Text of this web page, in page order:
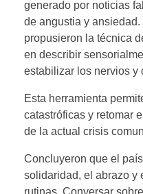
generado por noticias
de angustia y
propusieron la técnica
en describir
estabilizar los nervios y
Esta herramienta
catastróficas y retomar
de la actual crisis
Concluyeron que el
solidaridad, el abrazo y
rutinas. Conversar